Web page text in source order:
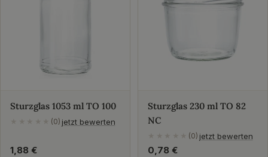
Sturzglas 1053 ml TO 100
(0) jetzt bewerten
Regulärer
1,88 €
Sturzglas 230 ml TO 82
NC
(0) jetzt bewerten
Regulärer
0,78 €